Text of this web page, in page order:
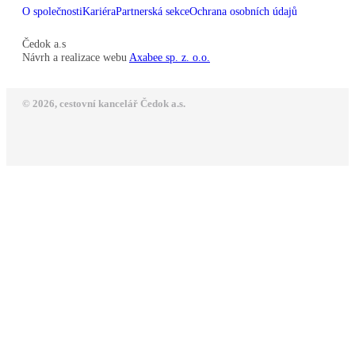
O společnostiKariéraPartnerská sekceOchrana osobních údajů
Čedok a.s
Návrh a realizace webu Axabee sp. z. o.o.
© 2026, cestovní kancelář Čedok a.s.